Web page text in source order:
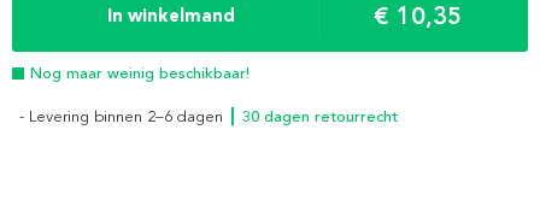
In winkelmand € 10,35
Nog maar weinig beschikbaar!
- Levering binnen 2–6 dagen ┃ 30 dagen retourrecht